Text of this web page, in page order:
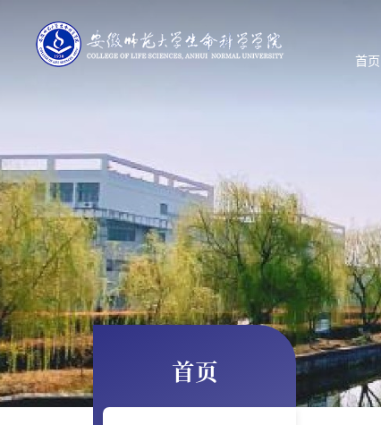
首页
首页